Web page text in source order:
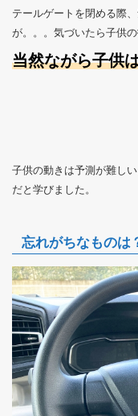
テールゲートを閉める際
が。。。気づいたら子供
当然ながら子供
子供の動きは予測が難し
だと学びました。
忘れがちなものは